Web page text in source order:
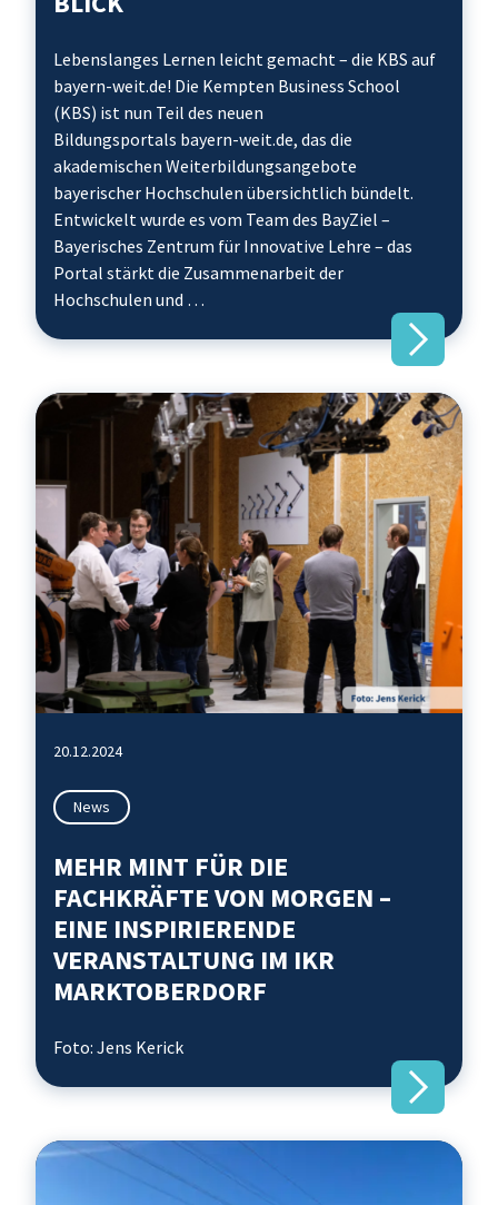
Lebenslanges Lernen leicht gemacht – die KBS auf
bayern-weit.de! Die Kempten Business School
(KBS) ist nun Teil des neuen
Bildungsportals bayern-weit.de, das die
akademischen Weiterbildungsangebote
bayerischer Hochschulen übersichtlich bündelt.
Entwickelt wurde es vom Team des BayZiel –
Bayerisches Zentrum für Innovative Lehre – das
Portal stärkt die Zusammenarbeit der
Hochschulen und …
20.12.2024
News
MEHR MINT FÜR DIE
FACHKRÄFTE VON MORGEN –
EINE INSPIRIERENDE
VERANSTALTUNG IM IKR
MARKTOBERDORF
Foto: Jens Kerick